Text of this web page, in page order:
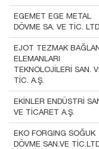
EGEMET EGE METAL
DÖVME SA. VE TİC.
EJOT TEZMAK
ELEMANLARI
TEKNOLOJİLERİ SAN.
TİC. A.Ş.
EKİNLER ENDÜSTRİ
VE TİCARET A.Ş.
EKO FORGING SOĞUK
DÖVME SAN.VE